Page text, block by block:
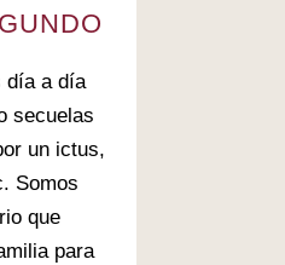
día a día
secuelas
un ictus,
Somos
que
para